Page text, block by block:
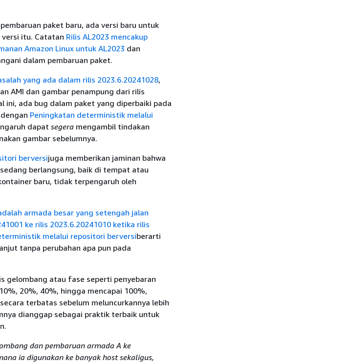
paket baru, ada versi baru untuk
versi itu. Catatan Rilis AL2023 mencakup
Amazon Linux untuk AL2023 dan
dalam pembaruan paket.
yang ada dalam rilis 2023.6.20241028,
AMI dan gambar penampung dari rilis
ini, ada bug dalam paket yang diperbaiki pada
Peningkatan deterministik melalui
dapat segera mengambil tindakan
gambar sebelumnya.
berversijuga memberikan jaminan bahwa
berlangsung, baik di tempat atau
baru, tidak terpengaruh oleh
armada besar yang setengah jalan
ke rilis 2023.6.20241010 ketika rilis
melalui repositori berversiberarti
tanpa perubahan apa pun pada
gelombang atau fase seperti penyebaran
20%, 40%, hingga mencapai 100%,
terbatas sebelum meluncurkannya lebih
dianggap sebagai praktik terbaik untuk
dan pembaruan armada A ke
ia digunakan ke banyak host sekaligus,